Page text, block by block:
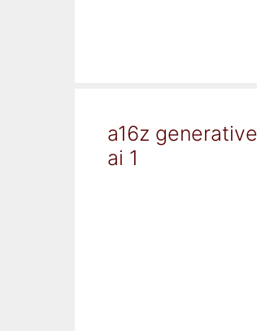
a16z generative
ai 1